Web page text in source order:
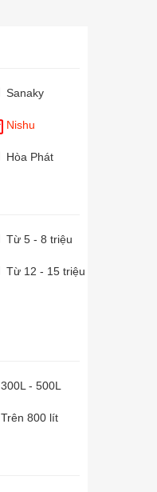
Sanaky
Nishu
Hòa Phát
Từ 5 - 8 triệu
Từ 12 - 15 triệu
300L - 500L
Trên 800 lít